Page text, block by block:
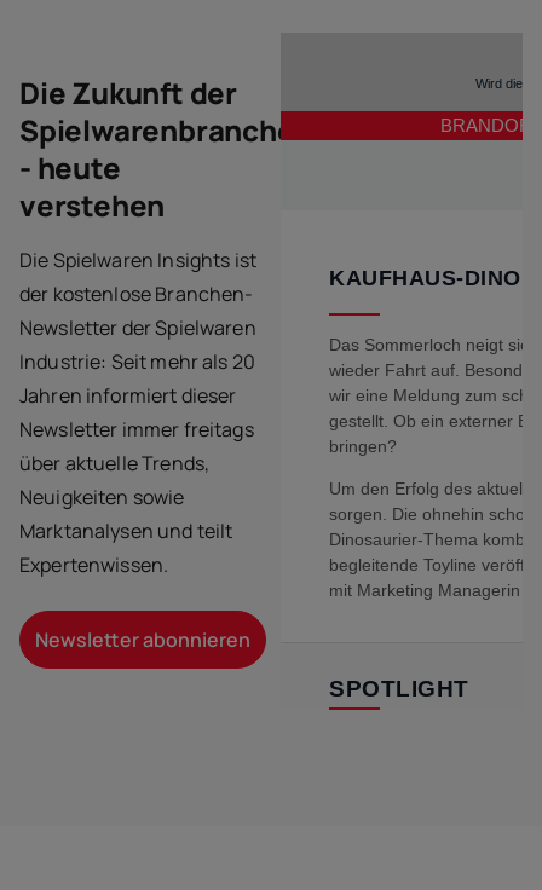
Die Zukunft der
Spielwarenbranche
- heute
verstehen
Die Spielwaren Insights ist
der kostenlose Branchen-
Newsletter der Spielwaren
Industrie: Seit mehr als 20
Jahren informiert dieser
Newsletter immer freitags
über aktuelle Trends,
Neuigkeiten sowie
Marktanalysen und teilt
Expertenwissen.
Newsletter abonnieren